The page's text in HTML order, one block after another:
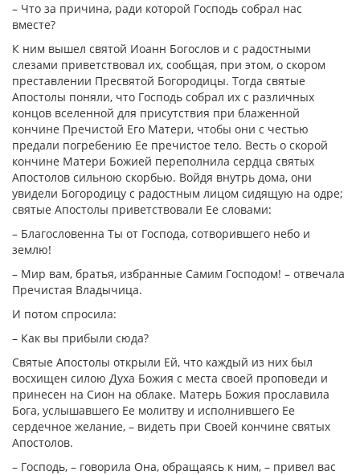
– Что за причина, ради которой Господь собрал нас
вместе?
К ним вышел святой Иоанн Богослов и с радостными
слезами приветствовал их, сообщая, при этом, о скором
преставлении Пресвятой Богородицы. Тогда святые
Апостолы поняли, что Господь собрал их с различных
концов вселенной для присутствия при блаженной
кончине Пречистой Его Матери, чтобы они с честью
предали погребению Ее пречистое тело. Весть о скорой
кончине Матери Божией переполнила сердца святых
Апостолов сильною скорбью. Войдя внутрь дома, они
увидели Богородицу с радостным лицом сидящую на одре;
святые Апостолы приветствовали Ее словами:
– Благословенна Ты от Господа, сотворившего небо и
землю!
– Мир вам, братья, избранные Самим Господом! – отвечала
Пречистая Владычица.
И потом спросила:
– Как вы прибыли сюда?
Святые Апостолы открыли Ей, что каждый из них был
восхищен силою Духа Божия с места своей проповеди и
принесен на Сион на облаке. Матерь Божия прославила
Бога, услышавшего Ее молитву и исполнившего Ее
сердечное желание, – видеть при Своей кончине святых
Апостолов.
– Господь, – говорила Она, обращаясь к ним, – привел вас